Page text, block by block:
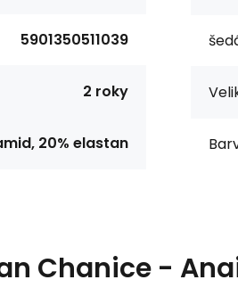
5901350511039
2 roky
20% elastan
Chanice -